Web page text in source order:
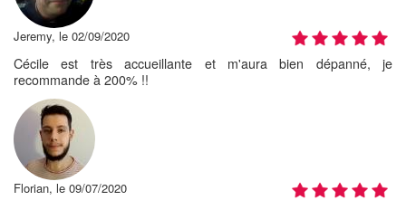
Jeremy, le 02/09/2020
Cécile est très accueillante et m'aura bien dépanné, je
recommande à 200% !!
Florian, le 09/07/2020